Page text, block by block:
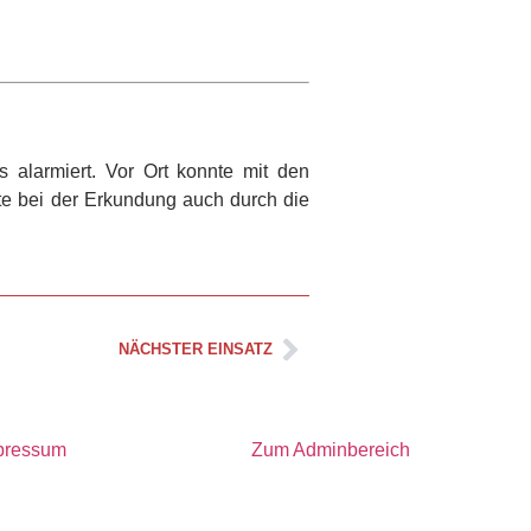
alarmiert. Vor Ort konnte mit den
bei der Erkundung auch durch die
NÄCHSTER EINSATZ
Zum Adminbereich